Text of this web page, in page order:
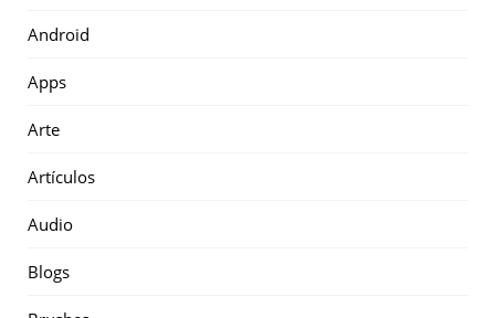
Android
Apps
Arte
Artículos
Audio
Blogs